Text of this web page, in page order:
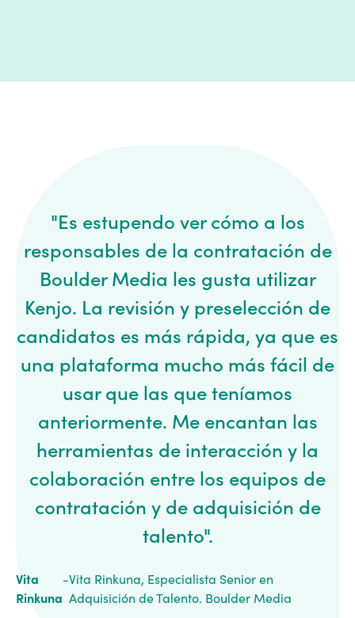
"Es estupendo ver cómo a los
responsables de la contratación de
Boulder Media les gusta utilizar
Kenjo. La revisión y preselección de
candidatos es más rápida, ya que es
una plataforma mucho más fácil de
usar que las que teníamos
anteriormente. Me encantan las
herramientas de interacción y la
colaboración entre los equipos de
contratación y de adquisición de
talento".
Vita
Rinkuna
-Vita Rinkuna, Especialista Senior en
Adquisición de Talento. Boulder Media